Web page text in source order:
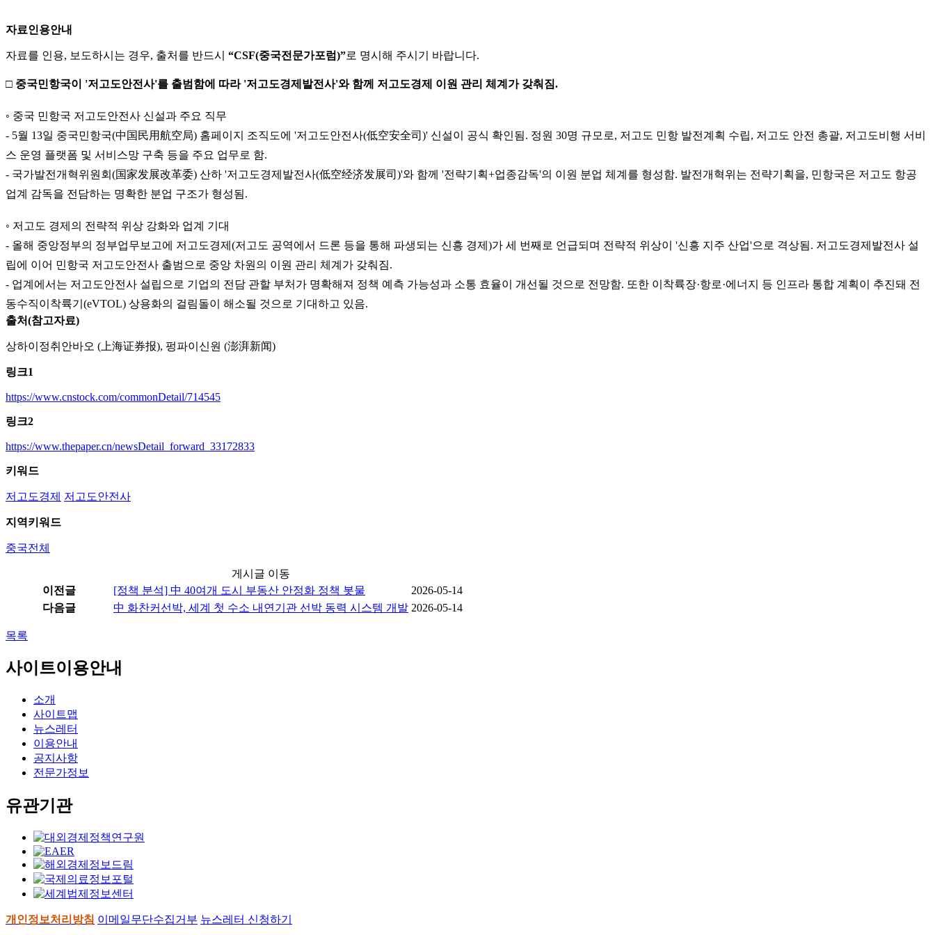
자료인용안내
자료를 인용, 보도하시는 경우, 출처를 반드시 “CSF(중국전문가포럼)”로 명시해 주시기 바랍니다.
□ 중국민항국이 '저고도안전사'를 출범함에 따라 '저고도경제발전사'와 함께 저고도경제 이원 관리 체계가 갖춰짐.
◦ 중국 민항국 저고도안전사 신설과 주요 직무
- 5월 13일 중국민항국(中国民用航空局) 홈페이지 조직도에 '저고도안전사(低空安全司)' 신설이 공식 확인됨. 정원 30명 규모로, 저고도 민항 발전계획 수립, 저고도 안전 총괄, 저고도비행 서비
스 운영 플랫폼 및 서비스망 구축 등을 주요 업무로 함.
- 국가발전개혁위원회(国家发展改革委) 산하 '저고도경제발전사(低空经济发展司)'와 함께 '전략기획+업종감독'의 이원 분업 체계를 형성함. 발전개혁위는 전략기획을, 민항국은 저고도 항공
업계 감독을 전담하는 명확한 분업 구조가 형성됨.
◦ 저고도 경제의 전략적 위상 강화와 업계 기대
- 올해 중앙정부의 정부업무보고에 저고도경제(저고도 공역에서 드론 등을 통해 파생되는 신흥 경제)가 세 번째로 언급되며 전략적 위상이 '신흥 지주 산업'으로 격상됨. 저고도경제발전사 설
립에 이어 민항국 저고도안전사 출범으로 중앙 차원의 이원 관리 체계가 갖춰짐.
- 업계에서는 저고도안전사 설립으로 기업의 전담 관할 부처가 명확해져 정책 예측 가능성과 소통 효율이 개선될 것으로 전망함. 또한 이착륙장·항로·에너지 등 인프라 통합 계획이 추진돼 전
동수직이착륙기(eVTOL) 상용화의 걸림돌이 해소될 것으로 기대하고 있음.
출처(참고자료)
상하이정취안바오 (上海证券报), 펑파이신원 (澎湃新闻)
링크1
https://www.cnstock.com/commonDetail/714545
링크2
https://www.thepaper.cn/newsDetail_forward_33172833
키워드
저고도경제 저고도안전사
지역키워드
중국전체
게시글 이동
이전글
[정책 분석] 中 40여개 도시 부동산 안정화 정책 봇물
2026-05-14
다음글
中 화찬커선박, 세계 첫 수소 내연기관 선박 동력 시스템 개발 2026-05-14
목록
사이트이용안내
소개
사이트맵
뉴스레터
이용안내
공지사항
전문가정보
유관기관
개인정보처리방침 이메일무단수집거부 뉴스레터 신청하기